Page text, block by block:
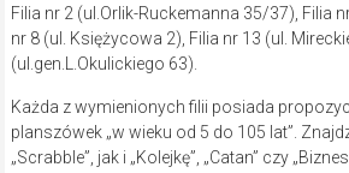
Filia nr 2 (ul.Orlik-Ruckemanna 35/37), Filia
nr 8 (ul. Księżycowa 2), Filia nr 13 (ul.
(ul.gen.L.Okulickiego 63).
Każda z wymienionych filii posiada
planszówek „w wieku od 5 do 105 lat”.
„Scrabble”, jak i „Kolejkę”, „Catan” czy